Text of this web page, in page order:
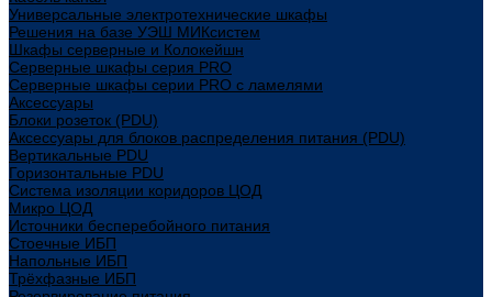
Универсальные электротехнические шкафы
Решения на базе УЭШ МИКсистем
Шкафы серверные и Колокейшн
Серверные шкафы серия PRO
Серверные шкафы серии PRO с ламелями
Аксессуары
Блоки розеток (PDU)
Аксессуары для блоков распределения питания (PDU)
Вертикальные PDU
Горизонтальные PDU
Система изоляции коридоров ЦОД
Микро ЦОД
Источники бесперебойного питания
Стоечные ИБП
Напольные ИБП
Трёхфазные ИБП